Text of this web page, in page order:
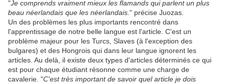
"Je comprends vraiment mieux les flamands qui parlent un plus
beau néerlandais que les néerlandais. " précise Juozas.
Un des problèmes les plus importants rencontré dans
l'apprentissage de notre belle langue est l'article. C'est un
problème majeur pour les Turcs, Slaves (à l'exception des
bulgares) et des Hongrois qui dans leur langue ignorent les
articles. Au delà, il existe deux types d'articles déterminés ce qui
est pour chaque étudiant résonne comme une charge de
cavalerie. "C'est très important de savoir quel article je dois